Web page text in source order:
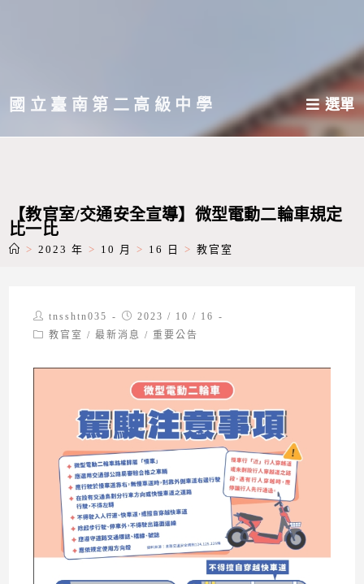
主國立臺南第二高級中學 選單
【教官室/交通安全宣導】微型電動二輪車規定
比一比
> 2023 年 > 10 月 > 16 日 > 教官室
Post
author:
tnsshtn035
Post
published:
2023 / 10 / 16
Post教官室 / 最新消息 / 重要公告